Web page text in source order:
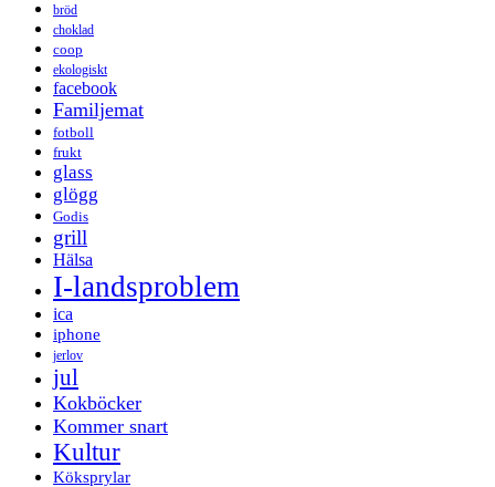
bröd
choklad
coop
ekologiskt
facebook
Familjemat
fotboll
frukt
glass
glögg
Godis
grill
Hälsa
I-landsproblem
ica
iphone
jerlov
jul
Kokböcker
Kommer snart
Kultur
Köksprylar